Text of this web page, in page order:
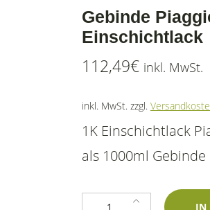
Gebinde
Einschichtlack
112,49€ inkl. MwSt.
inkl. MwSt. zzgl.
1K Einschichtlack
als 1000ml Gebinde
Gebinde Piaggio 8/4 IN